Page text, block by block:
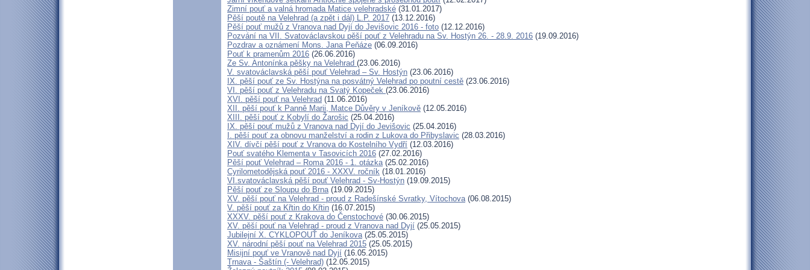
Zimní pouť a valná hromada Matice velehradské (31.01.2017)
Pěší poutě na Velehrad (a zpět i dál) L.P. 2017 (13.12.2016)
Pěší pouť mužů z Vranova nad Dyjí do Jevišovic 2016 - foto (12.12.2016)
Pozvání na VII. Svatováclavskou pěší pouť z Velehradu na Sv. Hostýn 26. - 28.9. 2016 (19.09.2016)
Pozdrav a oznámení Mons. Jana Peňáze (06.09.2016)
Pouť k pramenům 2016 (26.06.2016)
Ze Sv. Antonínka pěšky na Velehrad (23.06.2016)
V. svatováclavská pěší pouť Velehrad – Sv. Hostýn (23.06.2016)
IX. pěší pouť ze Sv. Hostýna na posvátný Velehrad po poutní cestě (23.06.2016)
VI. pěší pouť z Velehradu na Svatý Kopeček (23.06.2016)
XVI. pěší pouť na Velehrad (11.06.2016)
XII. pěší pouť k Panně Marii, Matce Důvěry v Jeníkově (12.05.2016)
XIII. pěší pouť z Kobylí do Žarošic (25.04.2016)
IX. pěší pouť mužů z Vranova nad Dyjí do Jevišovic (25.04.2016)
I. pěší pouť za obnovu manželství a rodin z Lukova do Přibyslavic (28.03.2016)
XIV. dívčí pěší pouť z Vranova do Kostelního Vydří (12.03.2016)
Pouť svatého Klementa v Tasovicích 2016 (27.02.2016)
Pěší pouť Velehrad – Roma 2016 - 1. otázka(25.02.2016)
Cyrilometodějská pouť 2016 - XXXV. ročník (18.01.2016)
VI.svatováclavská pěší pouť Velehrad - Sv-Hostýn (19.09.2015)
Pěší pouť ze Sloupu do Brna(19.09.2015)
XV. pěší pouť na Velehrad - proud z Radešínské Svratky, Vítochova(06.08.2015)
V. pěší pouť za Křtin do Křtin (16.07.2015)
XXXV. pěší pouť z Krakova do Čenstochové (30.06.2015)
XV. pěší pouť na Velehrad - proud z Vranova nad Dyjí (25.05.2015)
Jubilejní X. CYKLOPOUŤ do Jeníkova(25.05.2015)
XV. národní pěší pouť na Velehrad 2015 (25.05.2015)
Misijní pouť ve Vranově nad Dyjí (16.05.2015)
Trnava - Šaštín (- Velehrad) (12.05.2015)